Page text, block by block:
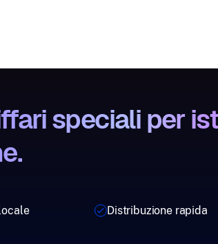
speciali per
Distribuzione rapida